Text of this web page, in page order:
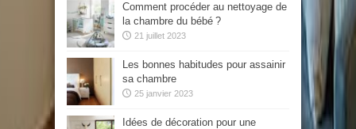
Comment procéder au nettoyage de
la chambre du bébé ?
21 juillet 2023
Les bonnes habitudes pour assainir
sa chambre
25 janvier 2023
Idées de décoration pour une